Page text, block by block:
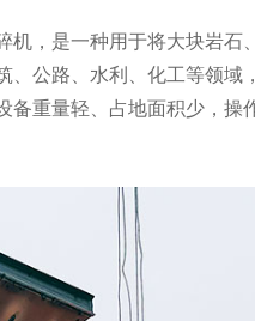
机，是一种用于将大块岩
、公路、水利、化工等领
备重量轻、占地面积少，